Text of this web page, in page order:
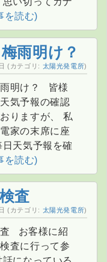
を読む)
雨明け？
(カテゴリ: 太陽光発電所)
け？ 皆様
気予報の確認
ますが、 私
家の末席に座
を読む)
査
(カテゴリ: 太陽光発電所)
紹
査に行って参